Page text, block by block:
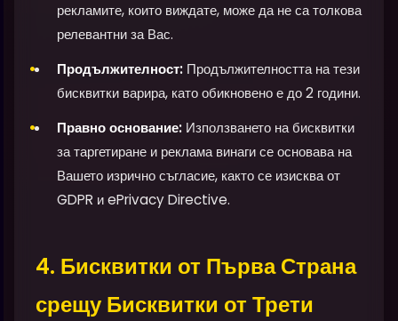
рекламите, които виждате, може да не са толкова
релевантни за Вас.
Продължителност: Продължителността на тези
бисквитки варира, като обикновено е до 2 години.
Правно основание: Използването на бисквитки
за таргетиране и реклама винаги се основава на
Вашето изрично съгласие, както се изисква от
GDPR и ePrivacy Directive.
4. Бисквитки от Първа Страна
срещу Бисквитки от Трети